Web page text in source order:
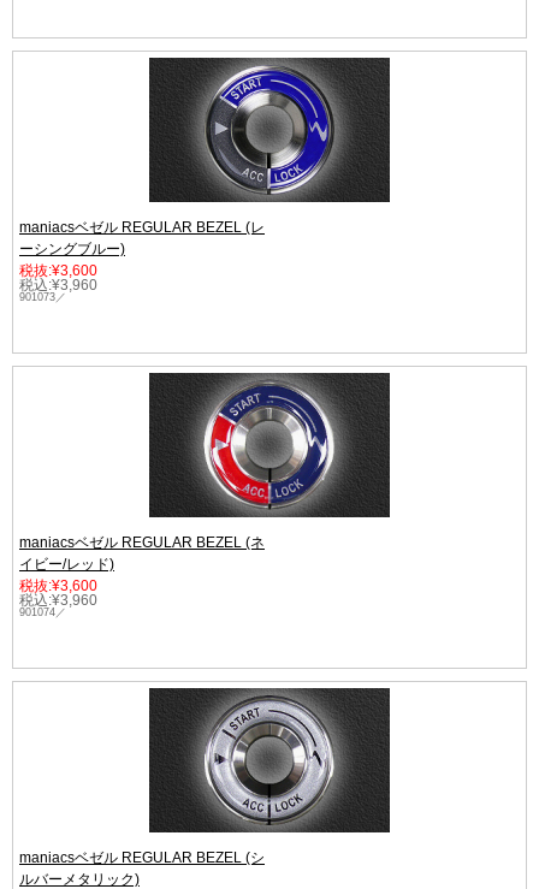
maniacsベゼル REGULAR BEZEL (レ
ーシングブルー)
税抜:¥3,600
税込:¥3,960
901073／
maniacsベゼル REGULAR BEZEL (ネ
イビー/レッド)
税抜:¥3,600
税込:¥3,960
901074／
maniacsベゼル REGULAR BEZEL (シ
ルバーメタリック)